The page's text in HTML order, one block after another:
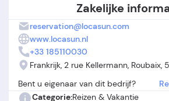
Zakelijke
reservation@locasun.com
www.locasun.nl
+33 185110030
Frankrijk, 2 rue Kellermann, Roubaix,
Bent u eigenaar van dit bedrijf?
Categorie:Reizen & Vakantie